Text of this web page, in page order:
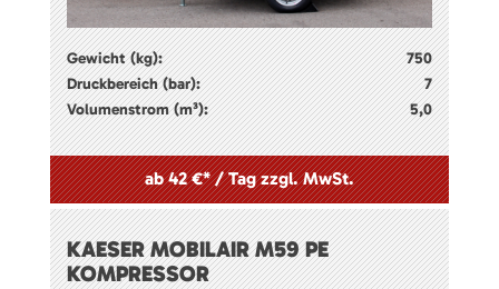
Gewicht (kg):
750
Druckbereich (bar):
7
Volumenstrom (m³):
5,0
ab 42 €* / Tag zzgl. MwSt.
KAESER MOBILAIR M59 PE
KOMPRESSOR